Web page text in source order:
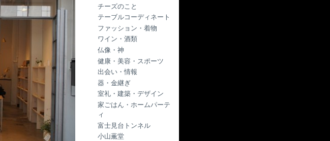
チーズのこと
テーブルコーディネート
ファッション・着物
ワイン・酒類
仏像・神
健康・美容・スポーツ
出会い・情報
器・金継ぎ
室礼・建築・デザイン
家ごはん・ホームパーテ
ィ
富士見台トンネル
小山薫堂